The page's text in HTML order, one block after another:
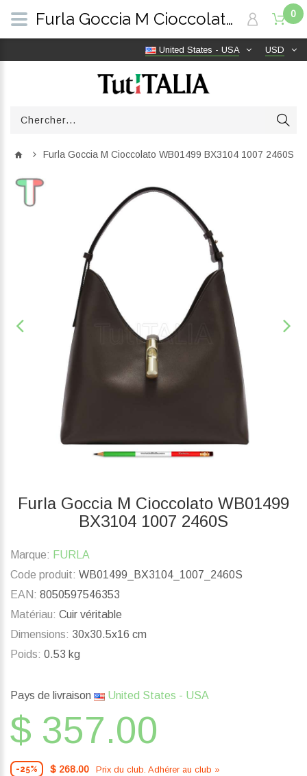
USD
United States - USA
0
Furla Goccia M Cioccolato WB01499 BX3104 1007 2460S
Furla Goccia M Cioccolato WB01499
BX3104 1007 2460S
Marque: FURLA
Code produit: WB01499_BX3104_1007_2460S
EAN: 8050597546353
Matériau: Cuir véritable
Dimensions: 30x30.5x16 cm
Poids: 0.53 kg
Pays de livraison United States - USA
$ 357.00
-25% $ 268.00 Prix ​​du club. Adhérer au club »
Furla Goccia M Cioccolato WB01499 BX3104 1007 2460S | TutITALIA